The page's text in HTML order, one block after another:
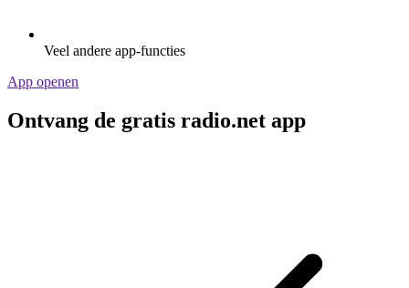
Veel andere app-functies
App openen
Ontvang de gratis radio.net app